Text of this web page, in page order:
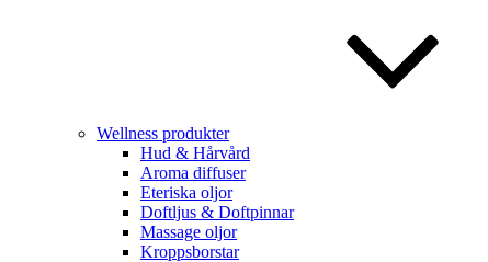
Wellness produkter
Hud & Hårvård
Aroma diffuser
Eteriska oljor
Doftljus & Doftpinnar
Massage oljor
Kroppsborstar